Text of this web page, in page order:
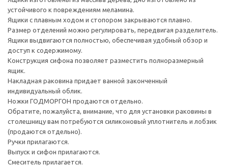
устойчивого к повреждениям меламина.
Ящики с плавным ходом и стопором закрываются плавно.
Размер отделений можно регулировать, передвигая разделитель.
Ящики выдвигаются полностью, обеспечивая удобный обзор и
доступ к содержимому.
Конструкция сифона позволяет разместить полноразмерный
ящик.
Накладная раковина придает ванной законченный
индивидуальный облик.
Ножки ГОДМОРГОН продаются отдельно.
Обратите, пожалуйста, внимание, что для установки раковины в
столешницу вам потребуются силиконовый уплотнитель и лобзик
(продаются отдельно).
Ручки прилагаются.
Выпуск и сифон прилагаются.
Смеситель прилагается.